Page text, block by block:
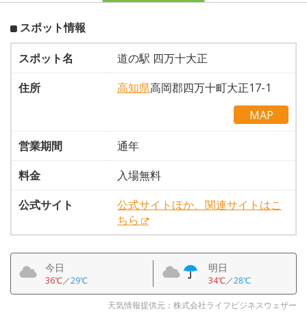
スポット情報
スポット名
道の駅 四万十大正
住所
高知県高岡郡四万十町大正17-1
MAP
営業期間
通年
料金
入場無料
公式サイト
公式サイトほか、関連サイトはこ
ちら
今日
36℃／29℃
明日
34℃／28℃
天気情報提供元：株式会社ライフビジネスウェザー